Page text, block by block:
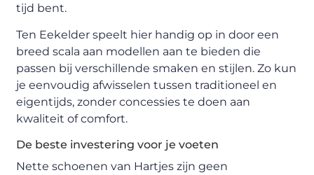
tijd bent.
Ten Eekelder speelt hier handig op in door een
breed scala aan modellen aan te bieden die
passen bij verschillende smaken en stijlen. Zo kun
je eenvoudig afwisselen tussen traditioneel en
eigentijds, zonder concessies te doen aan
kwaliteit of comfort.
De beste investering voor je voeten
Nette schoenen van Hartjes zijn geen